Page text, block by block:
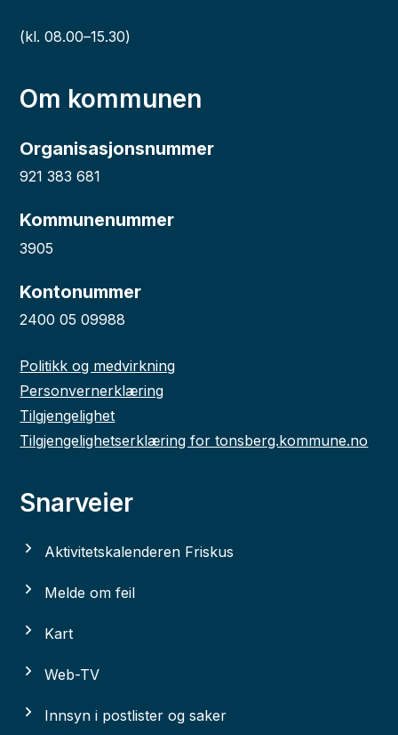
(kl. 08.00–15.30)
Om kommunen
Organisasjonsnummer
921 383 681
Kommunenummer
3905
Kontonummer
2400 05 09988
Politikk og medvirkning
Personvernerklæring
Tilgjengelighet
Tilgjengelighetserklæring for tonsberg.kommune.no
Snarveier
Aktivitetskalenderen Friskus
Melde om feil
Kart
Web-TV
Innsyn i postlister og saker